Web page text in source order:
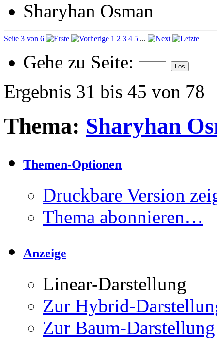
Sharyhan Osman
Seite 3 von 6 1 2 3 4 5 ...
Gehe zu Seite:
Ergebnis 31 bis 45 von 78
Thema: Sharyhan
Themen-Optionen
Druckbare Version
Thema abonnieren…
Anzeige
Linear-Darstellung
Zur Hybrid-
Zur Baum-